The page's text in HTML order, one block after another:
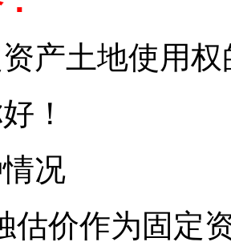
产土地使用
！
况
估价作为固定